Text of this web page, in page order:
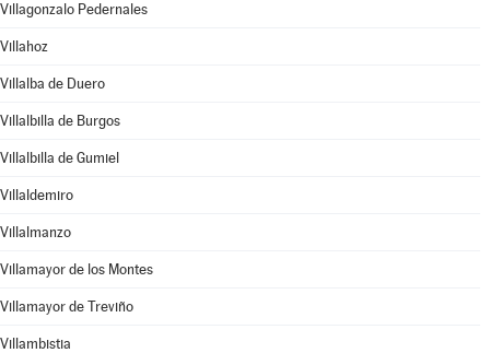
Villagonzalo Pedernales
Villahoz
Villalba de Duero
Villalbilla de Burgos
Villalbilla de Gumiel
Villaldemiro
Villalmanzo
Villamayor de los Montes
Villamayor de Treviño
Villambistia